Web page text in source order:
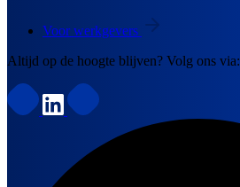
Voor werkgevers
Altijd op de hoogte blijven? Volg ons via: